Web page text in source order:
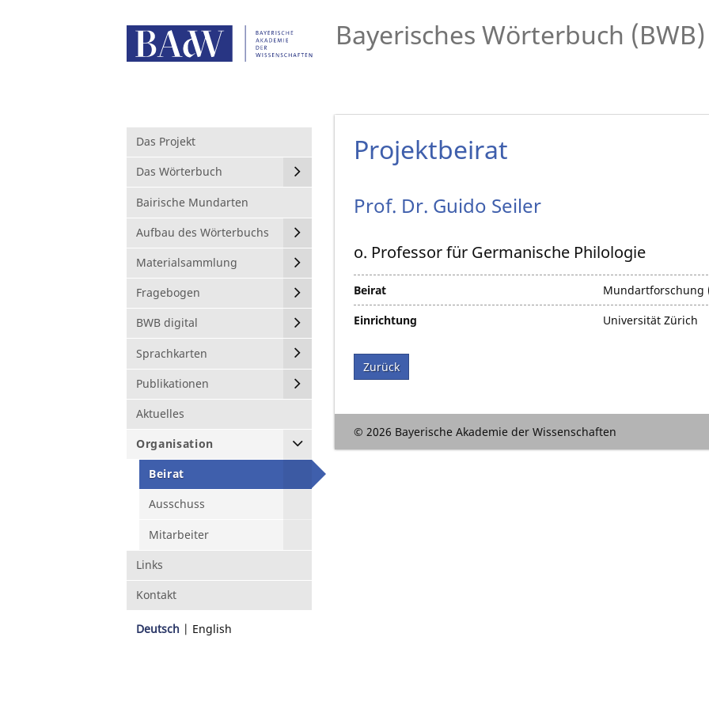
Bayerisches Wörterbuch (BWB)
Das Projekt
Das Wörterbuch
Bairische Mundarten
Aufbau des Wörterbuchs
Materialsammlung
Fragebogen
BWB digital
Sprachkarten
Publikationen
Aktuelles
Organisation
Beirat
Ausschuss
Mitarbeiter
Links
Kontakt
Deutsch English
Projektbeirat
Prof. Dr. Guido Seiler
o. Professor für Germanische Philologie
Beirat
Mundartforschung
Einrichtung
Universität Zürich
Zurück
© 2026 Bayerische Akademie der Wissenschaften